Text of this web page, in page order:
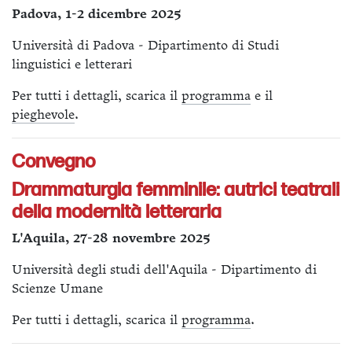
Padova, 1-2 dicembre 2025
Università di Padova - Dipartimento di Studi
linguistici e letterari
Per tutti i dettagli, scarica il programma e il
pieghevole.
Convegno
Drammaturgia femminile: autrici teatrali
della modernità letteraria
L'Aquila, 27-28 novembre 2025
Università degli studi dell'Aquila - Dipartimento di
Scienze Umane
Per tutti i dettagli, scarica il programma.